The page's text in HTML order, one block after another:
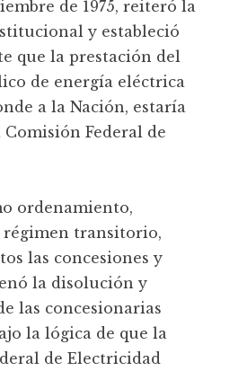
de 1975, reiteró la
y estableció
que la prestación del
de energía eléctrica
a la Nación, estaría
Comisión Federal de
ordenamiento,
régimen transitorio,
las concesiones y
la disolución y
las concesionarias
la lógica de que la
de Electricidad